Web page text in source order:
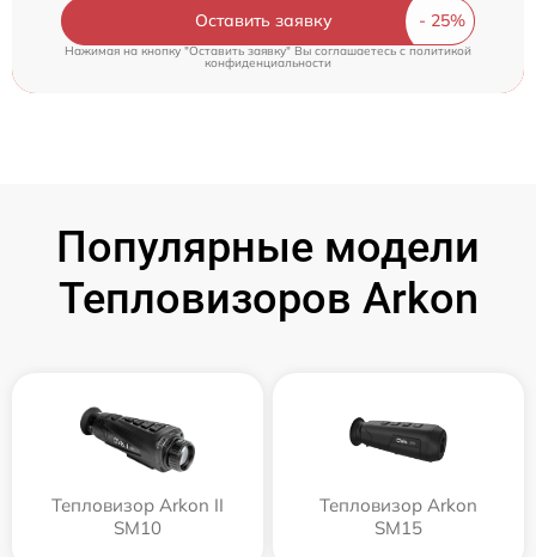
Оставить заявку
Нажимая на кнопку "Оставить заявку" Вы соглашаетесь c политикой
конфиденциальности
Популярные модели
Тепловизоров Arkon
Тепловизор Arkon II
SM10
Тепловизор Arkon
SM15